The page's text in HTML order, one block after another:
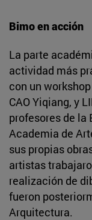
Bimo en acción
La parte
actividad más
con un
CAO Yiqiang, y
profesores de la
Academia de
sus propias
artistas
realización de
fueron
Arquitectura.